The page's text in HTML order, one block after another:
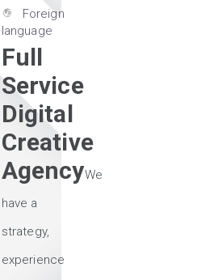
Foreign
language
Full
Service
Digital
Creative
AgencyWe
have a
strategy,
experience